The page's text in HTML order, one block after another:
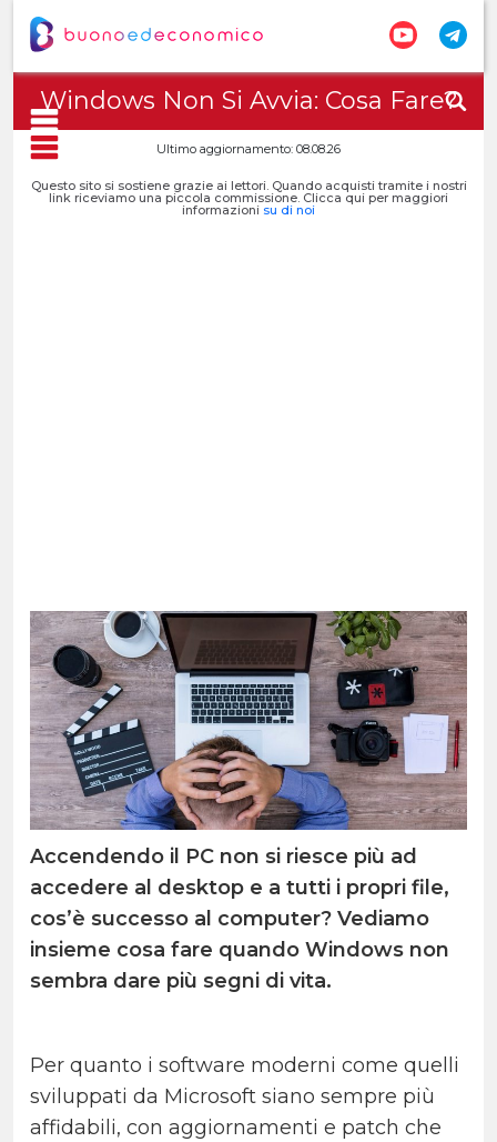
Windows Non Si Avvia: Cosa Fare?
Ultimo aggiornamento: 08.08.26
Questo sito si sostiene grazie ai lettori. Quando acquisti tramite i nostri
link riceviamo una piccola commissione. Clicca qui per maggiori
informazioni su di noi
Accendendo il PC non si riesce più ad
accedere al desktop e a tutti i propri file,
cos’è successo al computer? Vediamo
insieme cosa fare quando Windows non
sembra dare più segni di vita.
Per quanto i software moderni come quelli
sviluppati da Microsoft siano sempre più
affidabili, con aggiornamenti e patch che